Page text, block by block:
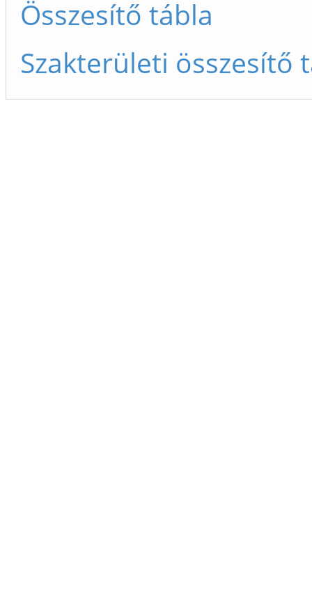
Összesítő tábla
Szakterületi összesítő